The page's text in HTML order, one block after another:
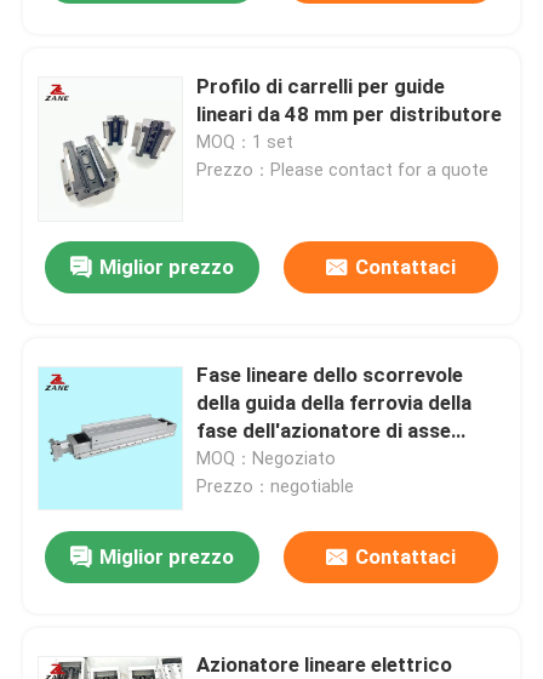
Profilo di carrelli per guide
lineari da 48 mm per distributore
MOQ：1 set
Prezzo：Please contact for a quote
Miglior prezzo Contattaci
Fase lineare dello scorrevole
della guida della ferrovia della
fase dell'azionatore di asse
lineare elettrico di viaggio per il
regolatore del router di CNC
MOQ：Negoziato
Prezzo：negotiable
Miglior prezzo Contattaci
Azionatore lineare elettrico